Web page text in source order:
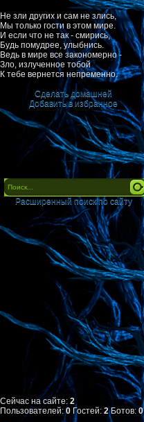
Не зли других и сам не злись,
Мы только гости в этом мире.
И если что не так - смирись,
Будь помудрее, улыбнись.
Ведь в мире все закономерно -
Зло, излученное тобой
К тебе вернется непременно.
Сделать домашней
|
Добавить в избранное
Расширенный поиск по сайту
Сейчас на сайте: 2
Пользователей:0 Гостей: 2Ботов:0